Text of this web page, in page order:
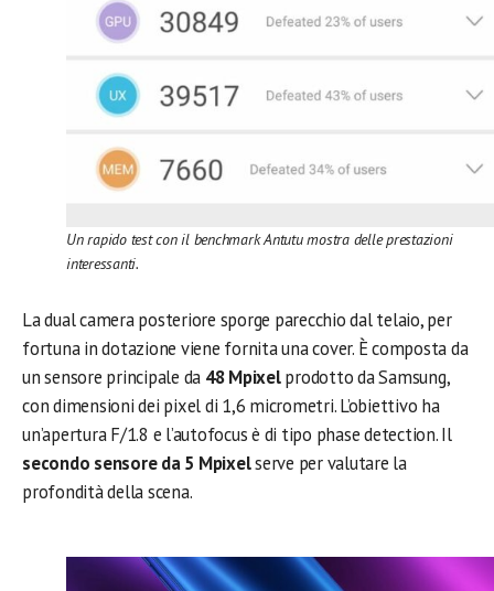
Un rapido test con il benchmark Antutu mostra delle prestazioni
interessanti.
La dual camera posteriore sporge parecchio dal telaio, per
fortuna in dotazione viene fornita una cover. È composta da
un sensore principale da 48 Mpixelprodotto da Samsung,
con dimensioni dei pixel di 1,6 micrometri. L’obiettivo ha
un’apertura F/1.8 e l’autofocus è di tipo phase detection. Il
secondo sensore da 5 Mpixelserve per valutare la
profondità della scena.